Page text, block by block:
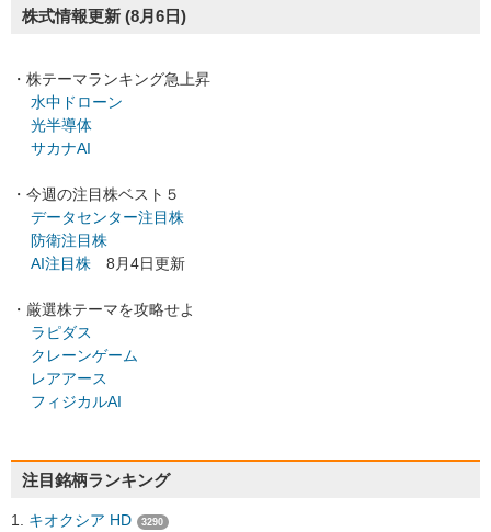
株式情報更新 (8月6日)
・株テーマランキング急上昇
水中ドローン
光半導体
サカナAI
・今週の注目株ベスト５
データセンター注目株
防衛注目株
AI注目株 8月4日更新
・厳選株テーマを攻略せよ
ラピダス
クレーンゲーム
レアアース
フィジカルAI
注目銘柄ランキング
キオクシア HD 3290